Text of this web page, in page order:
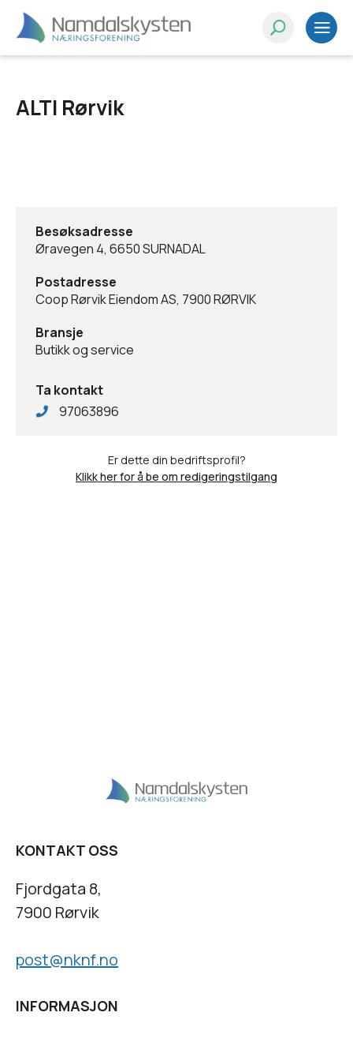
ALTI Rørvik
Besøksadresse
Øravegen 4, 6650 SURNADAL
Postadresse
Coop Rørvik Eiendom AS, 7900 RØRVIK
Bransje
Butikk og service
Ta kontakt
97063896
Er dette din bedriftsprofil?
Klikk her for å be om redigeringstilgang
KONTAKT OSS
Fjordgata 8,
7900 Rørvik
post@nknf.no
INFORMASJON